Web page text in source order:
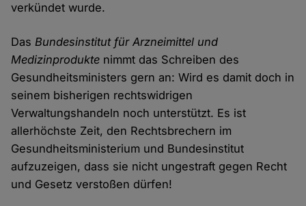
verkündet wurde.
DasBundesinstitut für Arzneimittel und
Medizinprodukte nimmt das Schreiben des
Gesundheitsministers gern an: Wird es damit doch in
seinem bisherigen rechtswidrigen
Verwaltungshandeln noch unterstützt. Es ist
allerhöchste Zeit, den Rechtsbrechern im
Gesundheitsministerium und Bundesinstitut
aufzuzeigen, dass sie nicht ungestraft gegen Recht
und Gesetz verstoßen dürfen!